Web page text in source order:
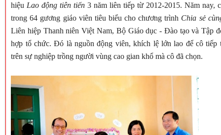
hiệu Lao động tiên tiến 3 năm liên tiếp từ 2012-2015. Năm nay,
trong 64 gương giáo viên tiêu biểu cho chương trình Chia sẻ
Liên hiệp Thanh niên Việt Nam, Bộ Giáo dục - Đào tạo và Tập
hợp tổ chức. Đó là nguồn động viên, khích lệ lớn lao để cô tiếp
trên sự nghiệp trồng người vùng cao gian khổ mà cô đã chọn.